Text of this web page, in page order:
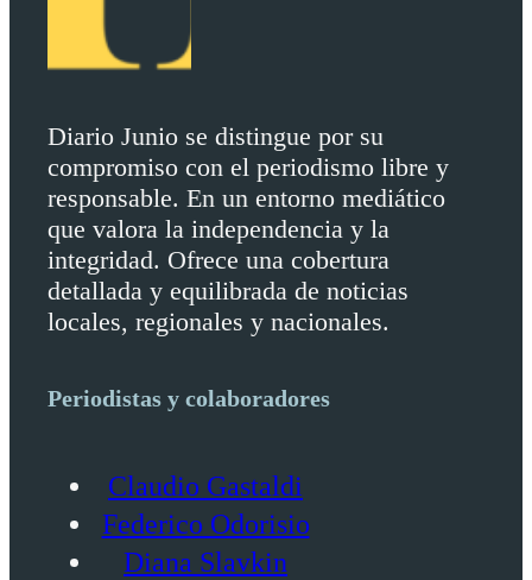
Diario Junio se distingue por su
compromiso con el periodismo libre y
responsable. En un entorno mediático
que valora la independencia y la
integridad. Ofrece una cobertura
detallada y equilibrada de noticias
locales, regionales y nacionales.
Periodistas y colaboradores
Claudio Gastaldi
Federico Odorisio
Diana Slavkin